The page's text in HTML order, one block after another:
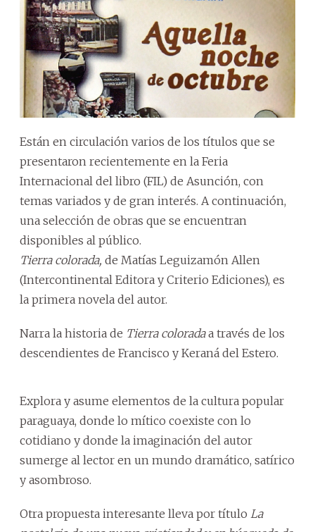
Están en circulación varios de los títulos que se
presentaron recientemente en la Feria
Internacional del libro (FIL) de Asunción, con
temas variados y de gran interés. A continuación,
una selección de obras que se encuentran
disponibles al público.
Tierra colorada, de Matías Leguizamón Allen
(Intercontinental Editora y Criterio Ediciones), es
la primera novela del autor.
Narra la historia de Tierra coloradaa través de los
descendientes de Francisco y Keraná del Estero.
Explora y asume elementos de la cultura popular
paraguaya, donde lo mítico coexiste con lo
cotidiano y donde la imaginación del autor
sumerge al lector en un mundo dramático, satírico
y asombroso.
Otra propuesta interesante lleva por título La